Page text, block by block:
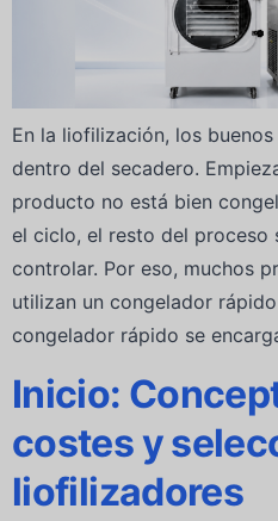
En la liofilización, los
dentro del secadero.
producto no está bien
el ciclo, el resto del proceso
controlar. Por eso, muchos
utilizan un congelador
congelador rápido se
Inicio:
costes y
liofilizadores